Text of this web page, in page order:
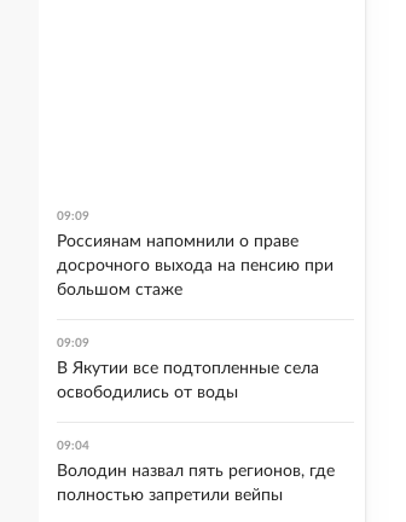
09:09
Россиянам напомнили о праве
досрочного выхода на пенсию при
большом стаже
09:09
В Якутии все подтопленные села
освободились от воды
09:04
Володин назвал пять регионов, где
полностью запретили вейпы